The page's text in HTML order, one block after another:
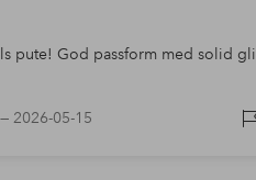
pute! God passform med solid
2026-05-15